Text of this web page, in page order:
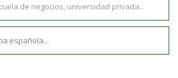
española...